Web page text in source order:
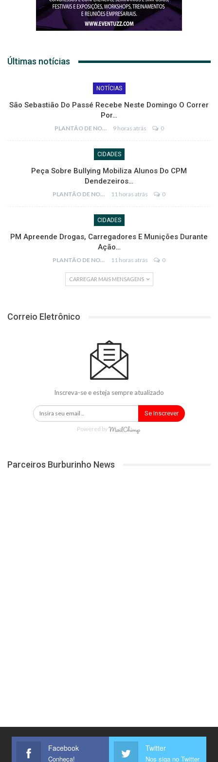
Últimas notícias
NOTÍCIAS
São Sebastião Do Passé Recebe Neste Domingo O Correr
Por…
PLANTÃO DE NOTÍCIAS 9 horas atrás 0
CIDADES
Peça Sobre Bullying Mobiliza Alunos Do CPM
Dendezeiros…
PLANTÃO DE NOTÍCIAS 11 horas atrás 0
CIDADES
PM Apreende Drogas, Carregadores E Munições Durante
Ação…
PLANTÃO DE NOTÍCIAS 11 horas atrás 0
CARREGAR MAIS MENSAGENS
Correio Eletrônico
Inscreva-se e esteja sempre atualizado
Se Inscrever
Powered by
Parceiros Burburinho News
Facebook
Conheça!
Twitter
Nos siga no Twitter